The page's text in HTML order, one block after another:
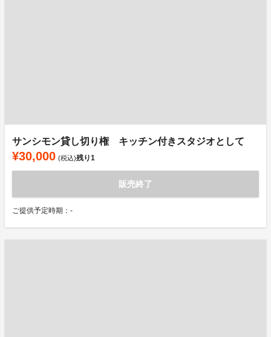
サンシモン貸し切り権 キッチン付きスタジオとして
¥30,000 (税込)残り1
販売終了
ご提供予定時期：-